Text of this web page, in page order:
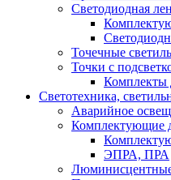
Светодиодная
Точечные
Точки с
Комплекты
Светотехника,
Аварийное
Комплектующие
ЭПРА, ПРА